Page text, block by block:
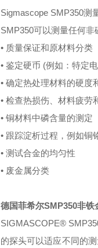
Sigmascope SMP350测
SMP350可以测量任何
• 质量保证和原材料分类
• 鉴定硬币 (例如：特定
• 确定热处理材料的硬度
• 检查热损伤、材料疲劳
• 铜材料中磷含量的测定
• 跟踪淀析过程，例如铜
• 测试合金的均匀性
• 废金属分类
德国菲希尔SMP350非铁
SIGMASCOPE®
的探头可以适应不同的